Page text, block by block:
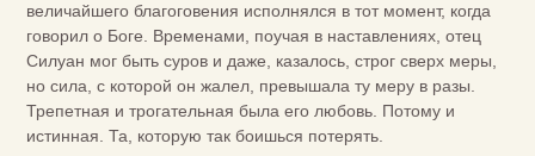
величайшего благоговения исполнялся в тот момент, когда
говорил о Боге. Временами, поучая в наставлениях, отец
Силуан мог быть суров и даже, казалось, строг сверх меры,
но сила, с которой он жалел, превышала ту меру в разы.
Трепетная и трогательная была его любовь. Потому и
истинная. Та, которую так боишься потерять.